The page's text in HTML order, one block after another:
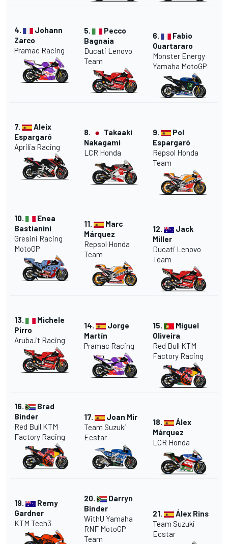
4.
Johann
Zarco
Pramac Racing
5.
Pecco
Bagnaia
Ducati Lenovo
Team
6.
Fabio
Quartararo
Monster Energy
Yamaha MotoGP
7.
Aleix
Espargaró
Aprilia Racing
8.
Takaaki
Nakagami
LCR Honda
9.
Pol
Espargaró
Repsol Honda
Team
10.
Enea
Bastianini
Gresini Racing
MotoGP
11.
Marc
Márquez
Repsol Honda
Team
12.
Jack
Miller
Ducati Lenovo
Team
13.
Michele
Pirro
Aruba.it Racing
14.
Jorge
Martín
Pramac Racing
15.
Miguel
Oliveira
Red Bull KTM
Factory Racing
16.
Brad
Binder
Red Bull KTM
Factory Racing
17.
Joan Mir
Team Suzuki
Ecstar
18.
Álex
Márquez
LCR Honda
19.
Remy
Gardner
KTM Tech3
20.
Darryn
Binder
WithU Yamaha
RNF MotoGP
Team
21.
Álex Rins
Team Suzuki
Ecstar